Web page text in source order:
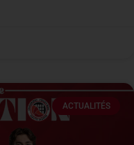
ACTUALITÉS